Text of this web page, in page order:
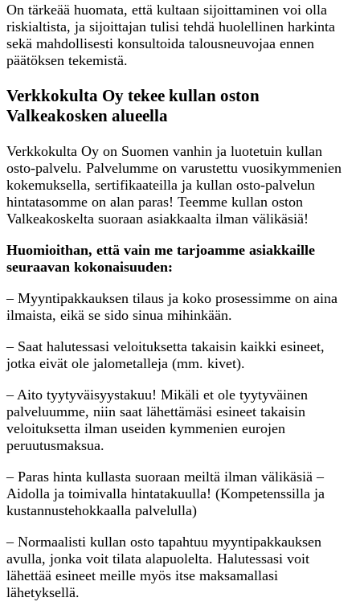
On tärkeää huomata, että kultaan sijoittaminen voi olla
riskialtista, ja sijoittajan tulisi tehdä huolellinen harkinta
sekä mahdollisesti konsultoida talousneuvojaa ennen
päätöksen tekemistä.
Verkkokulta Oy tekee kullan oston
Valkeakosken alueella
Verkkokulta Oy on Suomen vanhin ja luotetuin kullan
osto-palvelu. Palvelumme on varustettu vuosikymmenien
kokemuksella, sertifikaateilla ja kullan osto-palvelun
hintatasomme on alan paras! Teemme kullan oston
Valkeakoskelta suoraan asiakkaalta ilman välikäsiä!
Huomioithan, että vain me tarjoamme asiakkaille
seuraavan kokonaisuuden:
– Myyntipakkauksen tilaus ja koko prosessimme on aina
ilmaista, eikä se sido sinua mihinkään.
– Saat halutessasi veloituksetta takaisin kaikki esineet,
jotka eivät ole jalometalleja (mm. kivet).
– Aito tyytyväisyystakuu! Mikäli et ole tyytyväinen
palveluumme, niin saat lähettämäsi esineet takaisin
veloituksetta ilman useiden kymmenien eurojen
peruutusmaksua.
– Paras hinta kullasta suoraan meiltä ilman välikäsiä –
Aidolla ja toimivalla hintatakuulla! (Kompetenssilla ja
kustannustehokkaalla palvelulla)
– Normaalisti kullan osto tapahtuu myyntipakkauksen
avulla, jonka voit tilata alapuolelta. Halutessasi voit
lähettää esineet meille myös itse maksamallasi
lähetyksellä.